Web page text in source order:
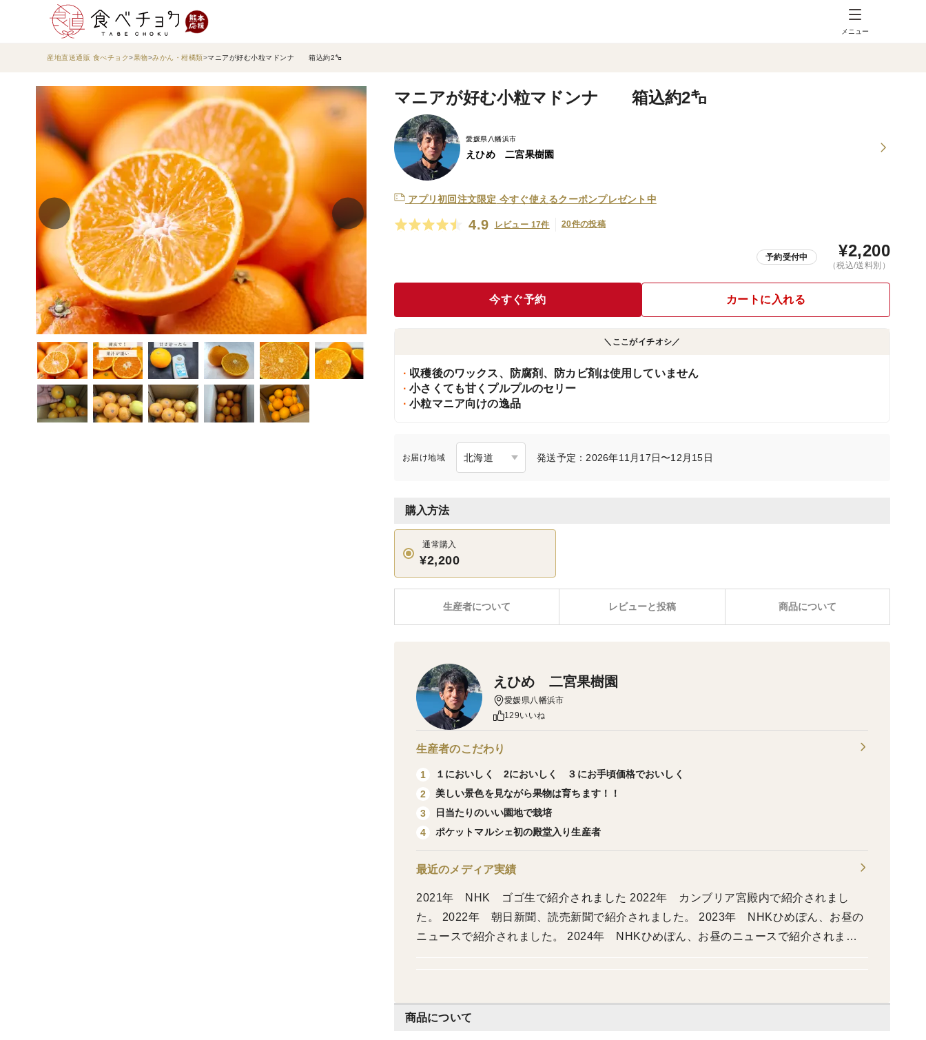
メニュー
産地直送通販 食べチョク 果物 みかん・柑橘類 マニアが好む小粒マドンナ 箱込約2㌔
マニアが好む小粒マドンナ 箱込約2㌔
愛媛県八幡浜市
えひめ 二宮果樹園
アプリ初回注文限定 今すぐ使えるクーポンプレゼント中
4.9 レビュー 17件 20件の投稿
予約受付中 ¥2,200
（税込/送料別）
今すぐ予約 カートに入れる
＼ここがイチオシ／
収穫後のワックス、防腐剤、防カビ剤は使用していません
小さくても甘くプルプルのセリー
小粒マニア向けの逸品
お届け地域 発送予定：2026年11月17日〜12月15日
購入方法
通常購入
¥2,200
レビューと投稿 商品について
生産者について
商品について
えひめ 二宮果樹園
愛媛県八幡浜市
129いいね
生産者のこだわり
1
１においしく 2においしく ３にお手頃価格でおいしく
2
美しい景色を見ながら果物は育ちます！！
3
日当たりのいい園地で栽培
4
ポケットマルシェ初の殿堂入り生産者
最近のメディア実績
2021年 NHK ゴゴ生で紹介されました 2022年 カンブリア宮殿内で紹介されまし
た。 2022年 朝日新聞、読売新聞で紹介されました。 2023年 NHKひめぽん、お昼の
ニュースで紹介されました。 2024年 NHKひめぽん、お昼のニュースで紹介されまし